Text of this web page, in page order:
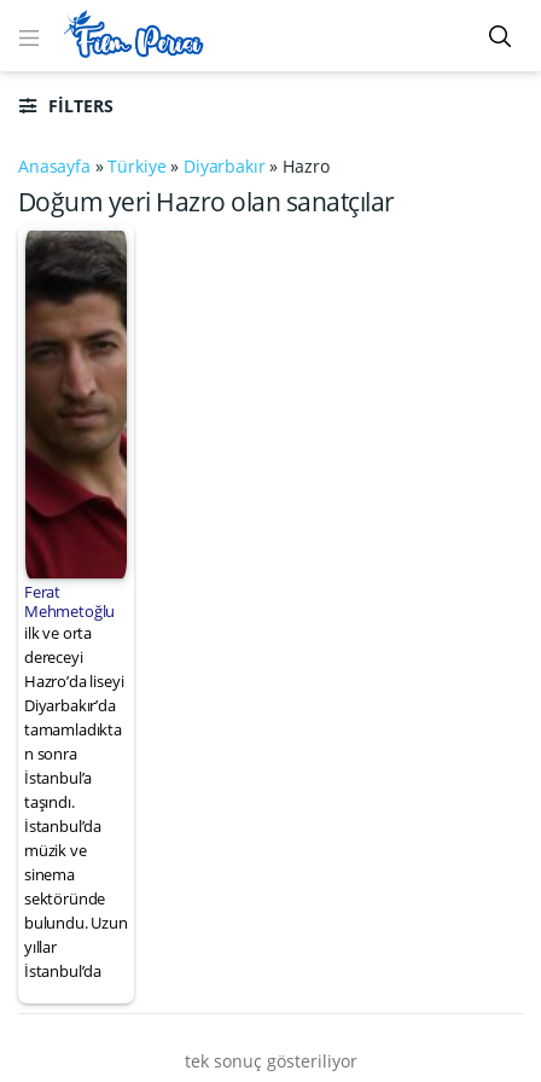
FILTERS
Anasayfa »Türkiye» Diyarbakır» Hazro
Doğum yeri Hazro olan sanatçılar
Ferat
Mehmetoğlu
ilk ve orta
dereceyi
Hazro’da liseyi
Diyarbakır’da
tamamladıkta
n sonra
İstanbul’a
taşındı.
İstanbul’da
müzik ve
sinema
sektöründe
bulundu. Uzun
yıllar
İstanbul’da
tek sonuç gösteriliyor